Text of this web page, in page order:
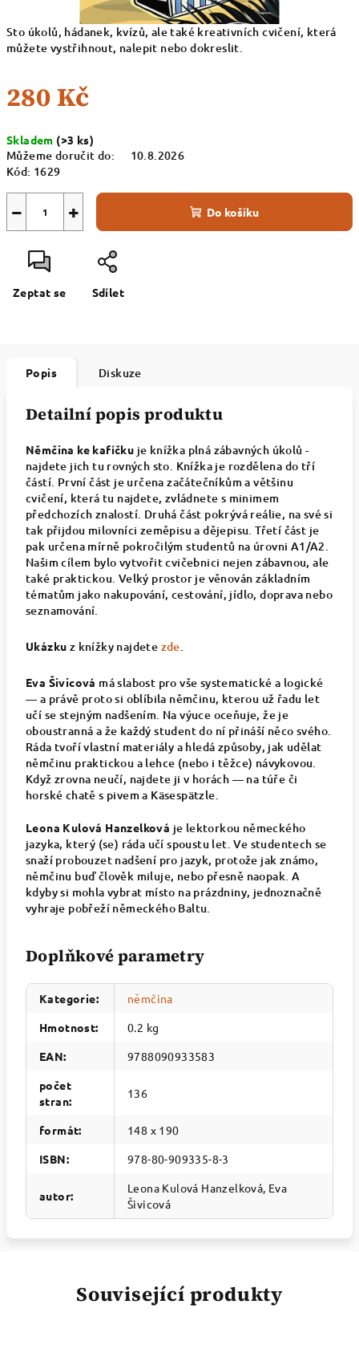
Sto úkolů, hádanek, kvízů, ale také kreativních cvičení, která
můžete vystřihnout, nalepit nebo dokreslit.
280 Kč
cena:
Skladem (>3 ks)
Můžeme doručit do:
10.8.2026
Kód: 1629
+
− Do košíku
Zeptat se Sdílet
Popis Diskuze
Detailní popis produktu
Němčina ke kafíčku je knížka plná zábavných úkolů -
najdete jich tu rovných sto. Knížka je rozdělena do tří
částí. První část je určena začátečníkům a většinu
cvičení, která tu najdete, zvládnete s minimem
předchozích znalostí. Druhá část pokrývá reálie, na své si
tak přijdou milovníci zeměpisu a dějepisu. Třetí část je
pak určena mírně pokročilým studentů na úrovni A1/A2.
Našim cílem bylo vytvořit cvičebnici nejen zábavnou, ale
také praktickou. Velký prostor je věnován základním
tématům jako nakupování, cestování, jídlo, doprava nebo
seznamování.
Ukázku z knížky najdete zde.
Eva Šivicová má slabost pro vše systematické a logické
— a právě proto si oblíbila němčinu, kterou už řadu let
učí se stejným nadšením. Na výuce oceňuje, že je
oboustranná a že každý student do ní přináší něco svého.
Ráda tvoří vlastní materiály a hledá způsoby, jak udělat
němčinu praktickou a lehce (nebo i těžce) návykovou.
Když zrovna neučí, najdete ji v horách — na túře či
horské chatě s pivem a Käsespätzle.
Leona Kulová Hanzelková je lektorkou německého
jazyka, který (se) ráda učí spoustu let. Ve studentech se
snaží probouzet nadšení pro jazyk, protože jak známo,
němčinu buď člověk miluje, nebo přesně naopak. A
kdyby si mohla vybrat místo na prázdniny, jednoznačně
vyhraje pobřeží německého Baltu.
Doplňkové parametry
Kategorie:
němčina
Hmotnost:
0.2 kg
EAN:
9788090933583
počet
stran:
136
formát:
148 x 190
ISBN: 978-80-909335-8-3
autor:
Leona Kulová Hanzelková, Eva
Šivicová
Související produkty